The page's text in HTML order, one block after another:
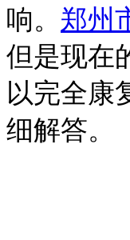
响。 郑州
但是现在
以完全康
细解答。